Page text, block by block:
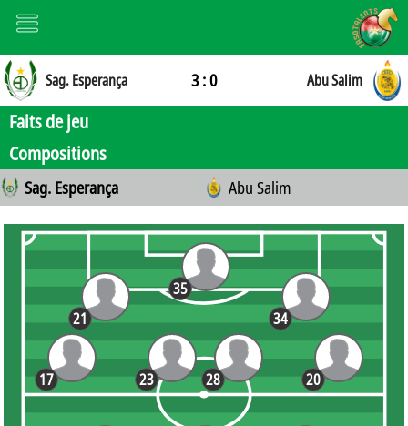
Sag. Esperança 3 : 0 Abu Salim
Faits de jeu
Compositions
Sag. Esperança Abu Salim
21
20
17 23 28
35
34